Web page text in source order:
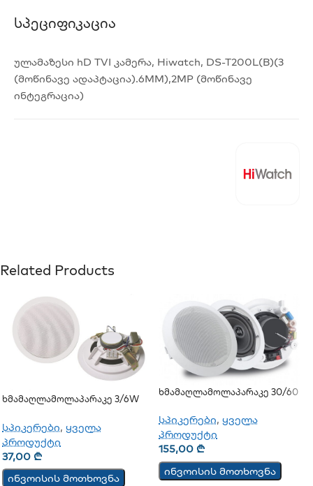
Სპეციფიკაცია
ულამაზესი hD TVI კამერა, Hiwatch, DS-T200L(B)(3
(მოწინავე ადაპტაცია).6MM),2MP (მოწინავე
ინტეგრაცია)
Related Products
Ხმამაღლამოლაპარაკე 3/6W
სპიკერები, ყველა
პროდუქტი
37,00 ₾
ინვოისის მოთხოვნა
Ხმამაღლამოლაპარაკე 30/60
სპიკერები, ყველა
პროდუქტი
155,00 ₾
ინვოისის მოთხოვნა